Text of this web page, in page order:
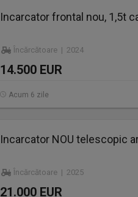
Incarcator frontal nou, 1,5t
Încărcătoare | 2024
14.500 EUR
Acum 6 zile
Incarcator NOU telescopic
Încărcătoare | 2025
21.000 EUR